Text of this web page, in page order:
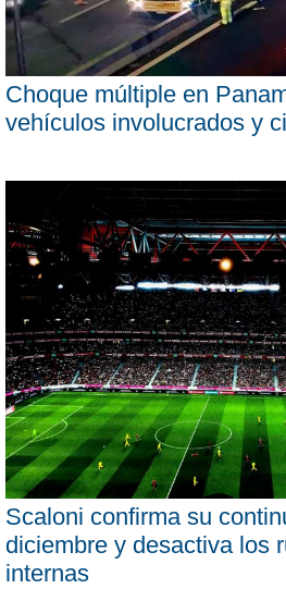
Choque múltiple en
vehículos involucrados y
Scaloni confirma su
diciembre y desactiva los
internas